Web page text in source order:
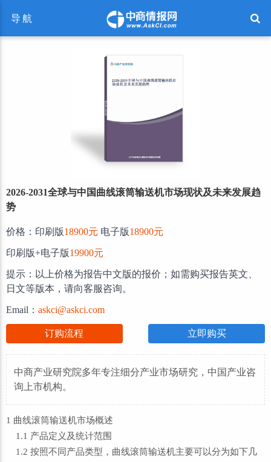
导航
2026-2031全球与中国曲线滚筒输送机市场现状及未来发展趋
势
价格：印刷版18900元 电子版18900元
印刷版+电子版19900元
提示：以上价格为报告中文版的报价；如需购买报告英文、
日文等版本，请向客服咨询。
Email： askci@askci.com
订购流程 立即购买
中商产业研究院多年专注细分产业市场研究，中国产业咨
询上市机构。
1 曲线滚筒输送机市场概述
1.1 产品定义及统计范围
1.2 按照不同产品类型，曲线滚筒输送机主要可以分为如下几